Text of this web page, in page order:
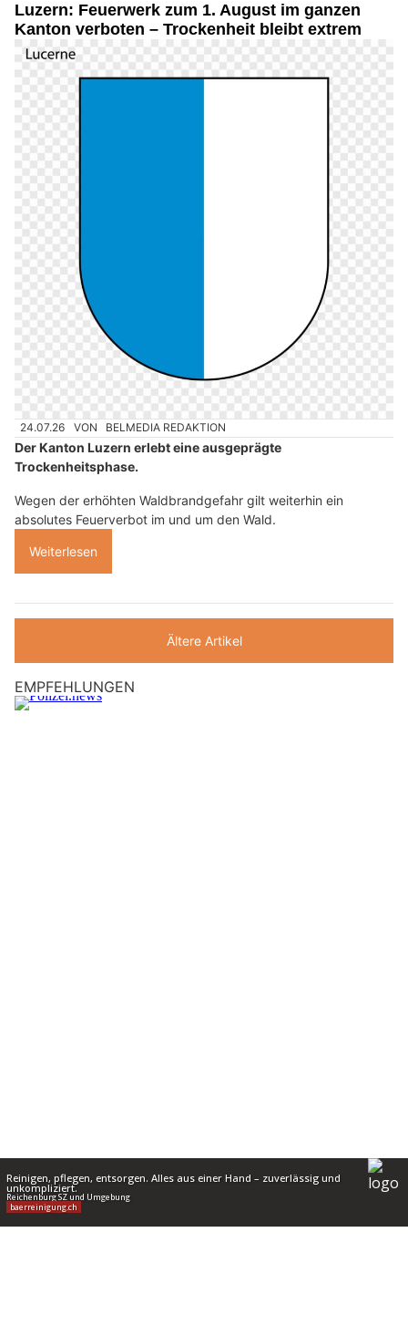
Luzern: Feuerwerk zum 1. August im ganzen
Kanton verboten – Trockenheit bleibt extrem
24.07.26 VON BELMEDIA REDAKTION
Der Kanton Luzern erlebt eine ausgeprägte
Trockenheitsphase.
Wegen der erhöhten Waldbrandgefahr gilt weiterhin ein
absolutes Feuerverbot im und um den Wald.
Weiterlesen
Ältere Artikel
EMPFEHLUNGEN